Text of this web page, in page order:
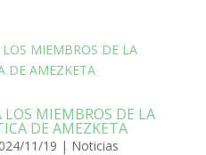
LOS MIEMBROS DE LA
DE AMEZKETA
11/19 | Noticias